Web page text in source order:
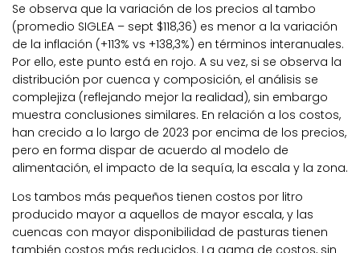
Se observa que la variación de los precios al tambo
(promedio SIGLEA – sept $118,36) es menor a la variación
de la inflación (+113% vs +138,3%) en términos interanuales.
Por ello, este punto está en rojo. A su vez, si se observa la
distribución por cuenca y composición, el análisis se
complejiza (reflejando mejor la realidad), sin embargo
muestra conclusiones similares. En relación a los costos,
han crecido a lo largo de 2023 por encima de los precios,
pero en forma dispar de acuerdo al modelo de
alimentación, el impacto de la sequía, la escala y la zona.
Los tambos más pequeños tienen costos por litro
producido mayor a aquellos de mayor escala, y las
cuencas con mayor disponibilidad de pasturas tienen